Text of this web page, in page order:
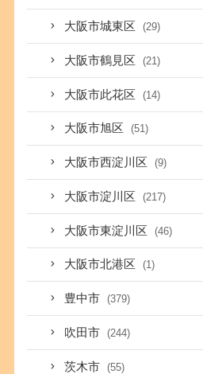
大阪市城東区 (29)
大阪市鶴見区 (21)
大阪市此花区 (14)
大阪市旭区 (51)
大阪市西淀川区 (9)
大阪市淀川区 (217)
大阪市東淀川区 (46)
大阪市北港区 (1)
豊中市 (379)
吹田市 (244)
茨木市 (55)